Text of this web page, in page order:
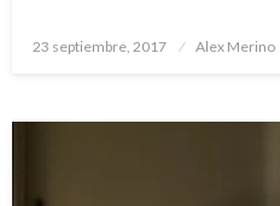
Publicado
23 septiembre, 2017 Alex Merino